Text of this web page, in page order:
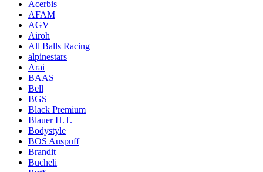
Acerbis
AFAM
AGV
Airoh
All Balls Racing
alpinestars
Arai
BAAS
Bell
BGS
Black Premium
Blauer H.T.
Bodystyle
BOS Auspuff
Brandit
Bucheli